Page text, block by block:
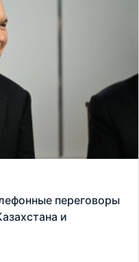
переговоры
и